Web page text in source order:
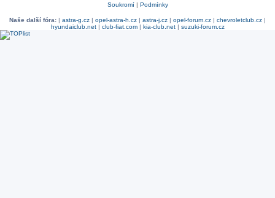
Soukromí| Podmínky
Naše další fóra: | astra-g.cz | opel-astra-h.cz | astra-j.cz | opel-forum.cz | chevroletclub.cz |
hyundaiclub.net| club-fiat.com| kia-club.net| suzuki-forum.cz